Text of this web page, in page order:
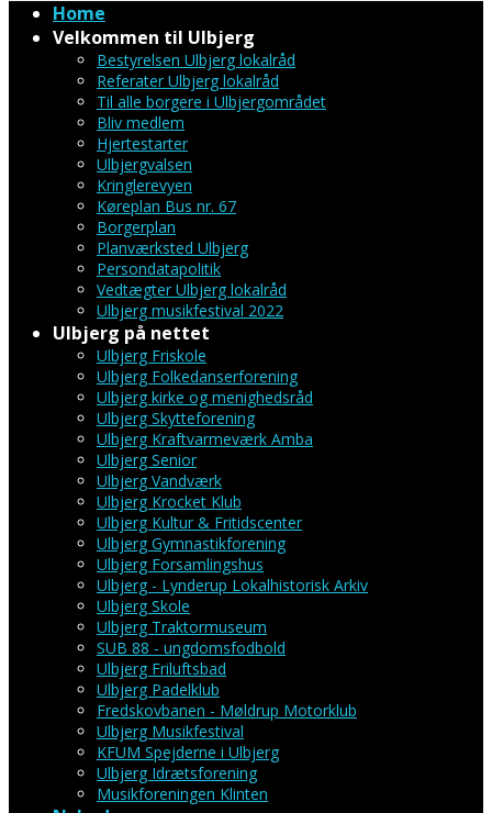
Home
Velkommen til Ulbjerg
Bestyrelsen Ulbjerg lokalråd
Referater Ulbjerg lokalråd
Til alle borgere i Ulbjergområdet
Bliv medlem
Hjertestarter
Ulbjergvalsen
Kringlerevyen
Køreplan Bus nr. 67
Borgerplan
Planværksted Ulbjerg
Persondatapolitik
Vedtægter Ulbjerg lokalråd
Ulbjerg musikfestival 2022
Ulbjerg på nettet
Ulbjerg Friskole
Ulbjerg Folkedanserforening
Ulbjerg kirke og menighedsråd
Ulbjerg Skytteforening
Ulbjerg Kraftvarmeværk Amba
Ulbjerg Senior
Ulbjerg Vandværk
Ulbjerg Krocket Klub
Ulbjerg Kultur & Fritidscenter
Ulbjerg Gymnastikforening
Ulbjerg Forsamlingshus
Ulbjerg - Lynderup Lokalhistorisk Arkiv
Ulbjerg Skole
Ulbjerg Traktormuseum
SUB 88 - ungdomsfodbold
Ulbjerg Friluftsbad
Ulbjerg Padelklub
Fredskovbanen - Møldrup Motorklub
Ulbjerg Musikfestival
KFUM Spejderne i Ulbjerg
Ulbjerg Idrætsforening
Musikforeningen Klinten